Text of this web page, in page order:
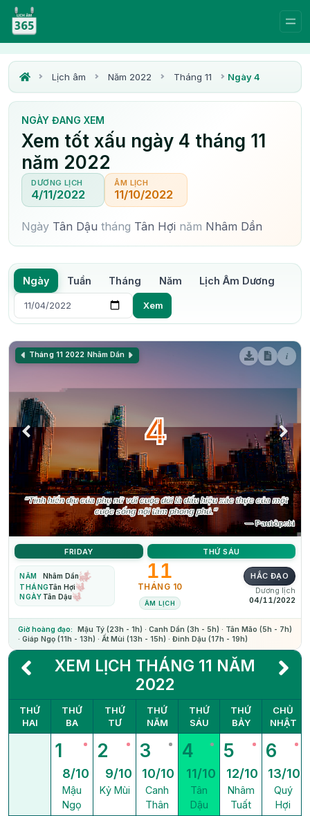
Lịch âm Năm 2022 Tháng 11 Ngày 4
NGÀY ĐANG XEM
Xem tốt xấu ngày 4 tháng 11
năm 2022
DƯƠNG LỊCH
4/11/2022
ÂM LỊCH
11/10/2022
Ngày Tân Dậu tháng Tân Hợi năm Nhâm Dần
Ngày Tuần Tháng Năm Lịch Âm Dương
Xem
i
Tháng 11 2022 Nhâm Dần
4
“Tính hiền dịu của phụ nữ với cuộc đời là dấu hiệu xác thực của một
cuộc sống nội tâm phong phú.”
— Pautôpxki
FRIDAY THỨ SÁU
NĂM
Nhâm Dần
THÁNGTân Hợi
NGÀY Tân Dậu
11
THÁNG 10
ÂM LỊCH
HẮC ĐẠO
Dương lịch
04/11/2022
Giờ hoàng đạo:
Mậu Tý (23h - 1h) · Canh Dần (3h - 5h) · Tân Mão (5h - 7h)
· Giáp Ngọ (11h - 13h) · Ất Mùi (13h - 15h) · Đinh Dậu (17h - 19h)
XEM LỊCH THÁNG 11 NĂM
2022
THỨ
HAI
THỨ
BA
THỨ
TƯ
THỨ
NĂM
THỨ
SÁU
THỨ
BẢY
CHỦ
NHẬT
1
8/10
Mậu
Ngọ
2
9/10
Kỷ Mùi
3
10/10
Canh
Thân
4
11/10
Tân
Dậu
5
12/10
Nhâm
Tuất
6
13/10
Quý
Hợi